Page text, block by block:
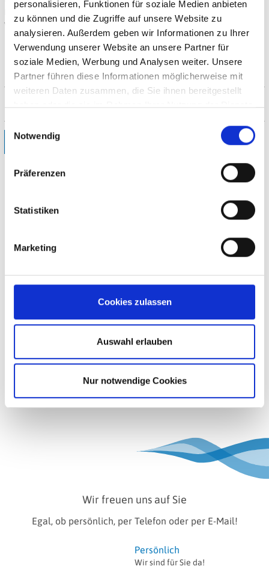
personalisieren, Funktionen für soziale Medien anbieten
zu können und die Zugriffe auf unsere Website zu
analysieren. Außerdem geben wir Informationen zu Ihrer
Verwendung unserer Website an unsere Partner für
soziale Medien, Werbung und Analysen weiter. Unsere
Partner führen diese Informationen möglicherweise mit
weiteren Daten zusammen, die Sie ihnen bereitgestellt
haben oder die sie im Rahmen Ihrer Nutzung der Dienste
Einwilligungsauswahl
Notwendig
Präferenzen
Statistiken
Marketing
Cookies zulassen
Auswahl erlauben
Nur notwendige Cookies
Museumspädagogen Michael Steinert vom Küstenmuseum
Wilhelmshaven.
zurück
Melden Sie sich jetzt an für den Newsletter aus
Wir freuen uns auf Sie
Egal, ob persönlich, per Telefon oder per E-Mail!
Persönlich
Wir sind für Sie da!